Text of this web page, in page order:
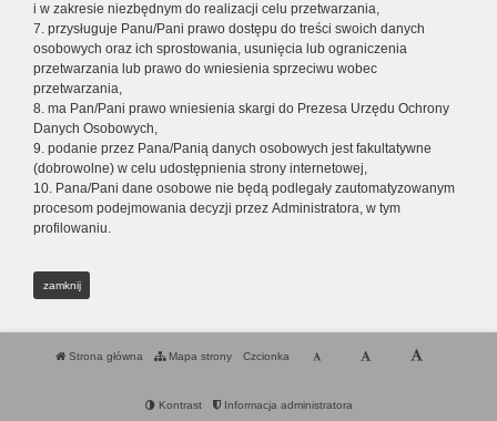
i w zakresie niezbędnym do realizacji celu przetwarzania,
7. przysługuje Panu/Pani prawo dostępu do treści swoich danych
osobowych oraz ich sprostowania, usunięcia lub ograniczenia
przetwarzania lub prawo do wniesienia sprzeciwu wobec
przetwarzania,
8. ma Pan/Pani prawo wniesienia skargi do Prezesa Urzędu Ochrony
Danych Osobowych,
9. podanie przez Pana/Panią danych osobowych jest fakultatywne
(dobrowolne) w celu udostępnienia strony internetowej,
10. Pana/Pani dane osobowe nie będą podlegały zautomatyzowanym
procesom podejmowania decyzji przez Administratora, w tym
profilowaniu.
zamknij
Strona główna Mapa strony Czcionka
Kontrast Informacja administratora